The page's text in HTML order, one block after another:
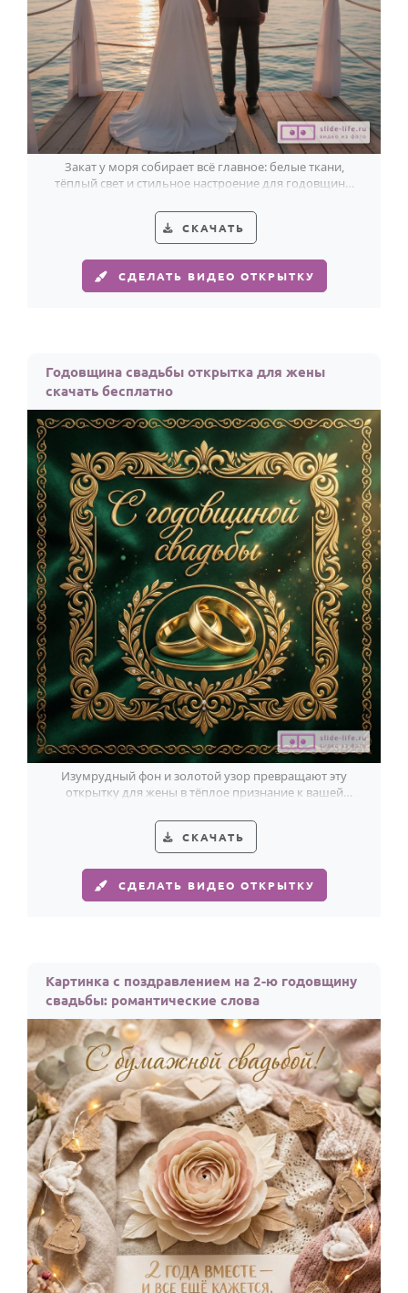
Закат у моря собирает всё главное: белые ткани,
тёплый свет и стильное настроение для годовщины
СКАЧАТЬ
СДЕЛАТЬ ВИДЕО ОТКРЫТКУ
Годовщина свадьбы открытка для жены
скачать бесплатно
Изумрудный фон и золотой узор превращают эту
открытку для жены в тёплое признание к вашей
СКАЧАТЬ
СДЕЛАТЬ ВИДЕО ОТКРЫТКУ
Картинка с поздравлением на 2-ю годовщину
свадьбы: романтические слова